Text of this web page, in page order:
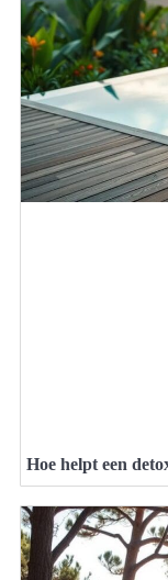
Hoe helpt een